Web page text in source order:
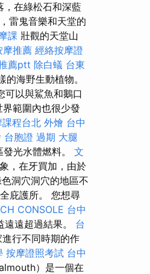
，在綠松石和深藍
雷鬼音樂和天堂的
課 壯觀的天堂山
摩推薦 經絡按摩證
薦ptt 除白蟻 台東
海野生動植物。
以與鯊魚和鵝口
範圍內也很少發
程台北 外燴 台中
台胞證 過期 大腿
光水體燃料。 文
，在牙買加，由於
洞穴洞穴的地區不
庇護所。 您想尋
CONSOLE 台中
遠超過結果。 台
行不同時期的作
按摩證照考試 台中
）是一個在